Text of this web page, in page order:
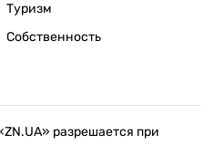
Туризм
Собственность
разрешается при